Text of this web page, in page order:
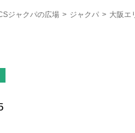
ジャクパの広場 > ジャクパ > 大阪エ